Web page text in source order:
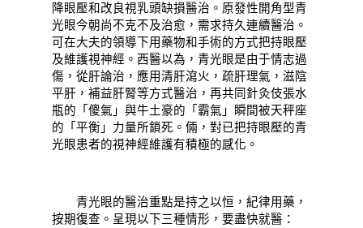
降眼壓和改良視乳頭缺損醫治。原發性開角型青
光眼今朝尚不克不及治愈，需求持久連續醫治。
可在大夫的領導下用藥物和手術的方式把持眼壓
及維護視神經。西醫以為，青光眼是由于情志過
傷，從肝論治，應用清肝瀉火，疏肝理氣，滋陰
平肝，補益肝腎等方式醫治，再共同針灸伎張水
瓶的「傻氣」與牛土豪的「霸氣」瞬間被天秤座
的「平衡」力量所鎖死。倆，對已把持眼壓的青
光眼患者的視神經維護有積極的感化。
青光眼的醫治重點是持之以恒，紀律用藥，
按期復查。呈現以下三種情形，要盡快就醫：